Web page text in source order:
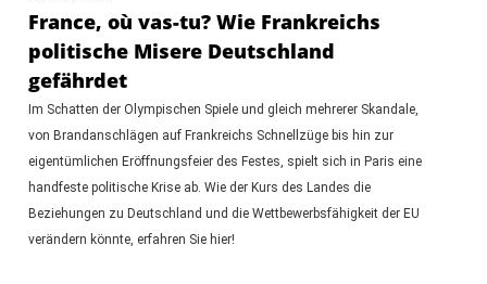
France, où vas-tu? Wie Frankreichs
politische Misere Deutschland
gefährdet
Im Schatten der Olympischen Spiele und gleich mehrerer Skandale,
von Brandanschlägen auf Frankreichs Schnellzüge bis hin zur
eigentümlichen Eröffnungsfeier des Festes, spielt sich in Paris eine
handfeste politische Krise ab. Wie der Kurs des Landes die
Beziehungen zu Deutschland und die Wettbewerbsfähigkeit der EU
verändern könnte, erfahren Sie hier!